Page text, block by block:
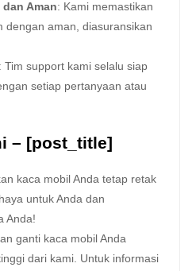
dan Aman: Kami memastikan
dengan aman, diasuransikan
: Tim support kami selalu siap
setiap pertanyaan atau
– [post_title]
kaca mobil Anda tetap retak
untuk Anda dan
Anda!
ganti kaca mobil Anda
dari kami. Untuk informasi